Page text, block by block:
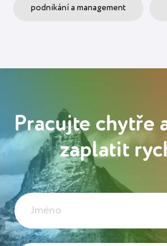
podnikání a management
Pracujte chytře
zaplatit